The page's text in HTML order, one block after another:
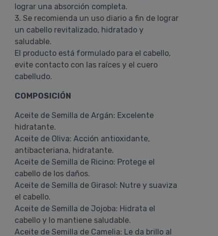
lograr una absorción completa.
3. Se recomienda un uso diario a fin de lograr
un cabello revitalizado, hidratado y
saludable.
El producto está formulado para el cabello,
evite contacto con las raíces y el cuero
cabelludo.
COMPOSICIÓN
Aceite de Semilla de Argán: Excelente
hidratante.
Aceite de Oliva: Acción antioxidante,
antibacteriana, hidratante.
Aceite de Semilla de Ricino: Protege el
cabello de los daños.
Aceite de Semilla de Girasol: Nutre y suaviza
el cabello.
Aceite de Semilla de Jojoba: Hidrata el
cabello y lo mantiene saludable.
Aceite de Semilla de Camelia: Le da brillo al